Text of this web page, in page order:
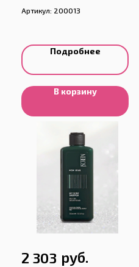
Артикул: 200013
Подробнее
В корзину
2 303 руб.